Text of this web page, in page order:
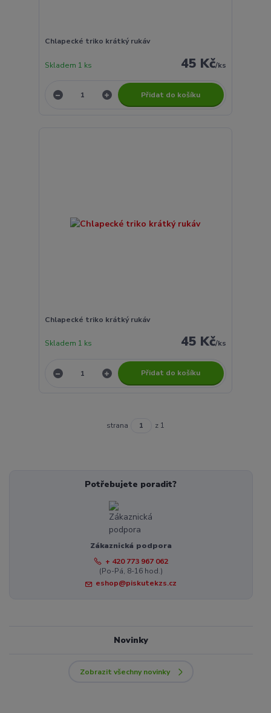
Chlapecké triko krátký rukáv
45 Kč/ks
Skladem 1 ks
Přidat do košíku
Chlapecké triko krátký rukáv
45 Kč/ks
Skladem 1 ks
Přidat do košíku
strana z 1
Potřebujete poradit?
Zákaznická podpora
+ 420 773 967 062
(Po-Pá, 8-16 hod.)
eshop@piskutekzs.cz
Novinky
Zobrazit všechny novinky